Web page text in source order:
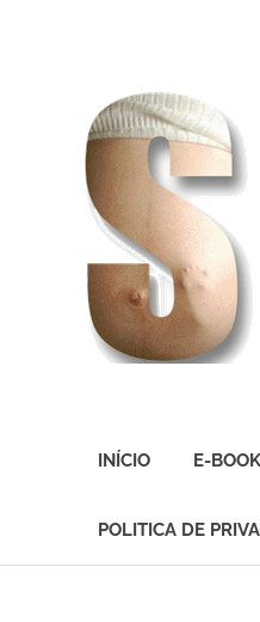
presente
INÍCIO E-
POLITICA DE